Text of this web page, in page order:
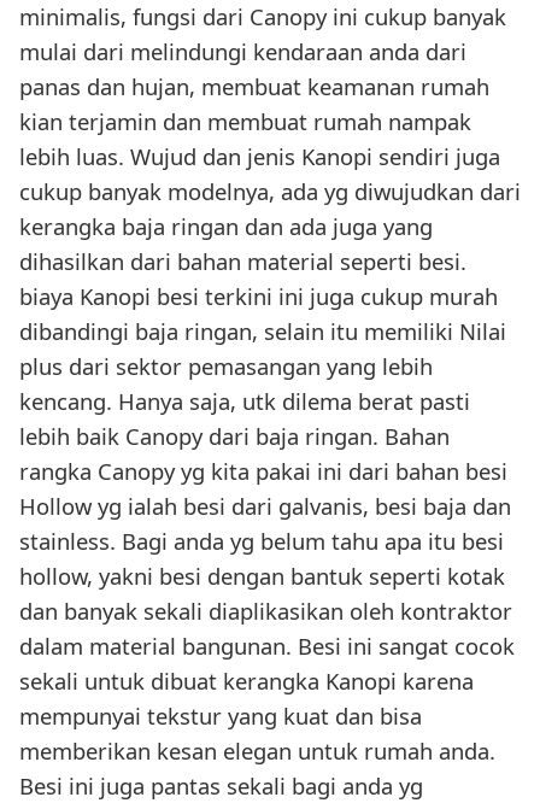
minimalis, fungsi dari Canopy ini cukup banyak
mulai dari melindungi kendaraan anda dari
panas dan hujan, membuat keamanan rumah
kian terjamin dan membuat rumah nampak
lebih luas. Wujud dan jenis Kanopi sendiri juga
cukup banyak modelnya, ada yg diwujudkan dari
kerangka baja ringan dan ada juga yang
dihasilkan dari bahan material seperti besi.
biaya Kanopi besi terkini ini juga cukup murah
dibandingi baja ringan, selain itu memiliki Nilai
plus dari sektor pemasangan yang lebih
kencang. Hanya saja, utk dilema berat pasti
lebih baik Canopy dari baja ringan. Bahan
rangka Canopy yg kita pakai ini dari bahan besi
Hollow yg ialah besi dari galvanis, besi baja dan
stainless. Bagi anda yg belum tahu apa itu besi
hollow, yakni besi dengan bantuk seperti kotak
dan banyak sekali diaplikasikan oleh kontraktor
dalam material bangunan. Besi ini sangat cocok
sekali untuk dibuat kerangka Kanopi karena
mempunyai tekstur yang kuat dan bisa
memberikan kesan elegan untuk rumah anda.
Besi ini juga pantas sekali bagi anda yg